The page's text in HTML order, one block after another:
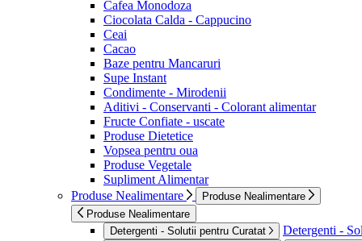
Cafea Monodoza
Ciocolata Calda - Cappucino
Ceai
Cacao
Baze pentru Mancaruri
Supe Instant
Condimente - Mirodenii
Aditivi - Conservanti - Colorant alimentar
Fructe Confiate - uscate
Produse Dietetice
Vopsea pentru oua
Produse Vegetale
Supliment Alimentar
Produse Nealimentare
Produse Nealimentare
Produse Nealimentare
Detergenti - Solutii pentru Curatat
Detergenti -